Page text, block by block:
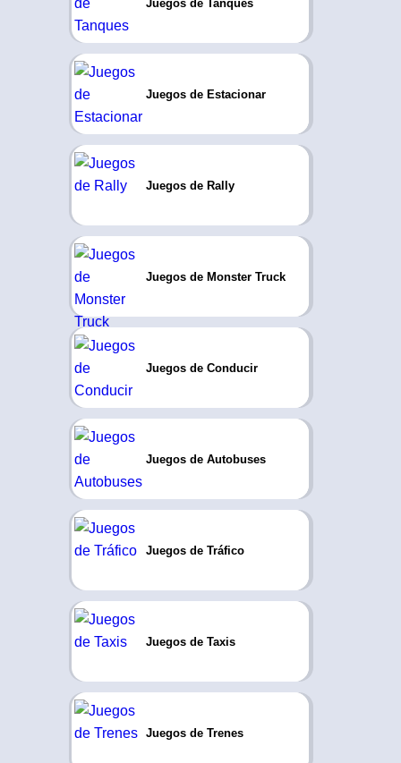
Juegos de Tanques
Juegos de Estacionar
Juegos de Rally
Juegos de Monster Truck
Juegos de Conducir
Juegos de Autobuses
Juegos de Tráfico
Juegos de Taxis
Juegos de Trenes